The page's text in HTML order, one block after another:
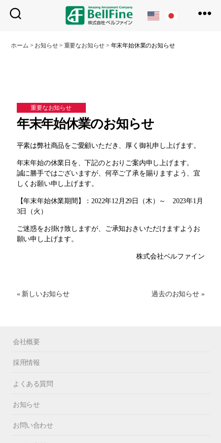
フ
ホーム > お知らせ> 重要なお知らせ > 年末年始休業のお知らせ
重要なお知らせ
年末年始休業のお知らせ
平素は弊社商品をご愛顧いただき、厚く御礼申し上げます。
年末年始の休業日を、下記のとおりご案内申し上げます。
誠に勝手ではございますが、何卒ご了承を賜りますよう、宜
しくお願い申し上げます。
【年末年始休業期間】：2022年12月29日（木）～ 2023年1月
3日（火）
ご迷惑をお掛け致しますが、ご承知おきいただけますようお
願い申し上げます。
株式会社ベルファイン
« 新しいお知らせ 過去のお知らせ »
会社概要
採用情報
よくある質問
お知らせ
お問い合わせ